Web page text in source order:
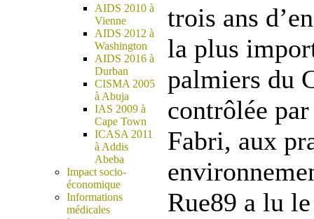
AIDS 2010 à
Vienne
AIDS 2012 à
Washington
AIDS 2016 à
Durban
CISMA 2005
à Abuja
IAS 2009 à
Cape Town
ICASA 2011
à Addis
Abeba
Impact socio-
économique
Informations
médicales
trois ans
la plus
palmiers du
contrôlée
Fabri, aux
Rue89 a lu